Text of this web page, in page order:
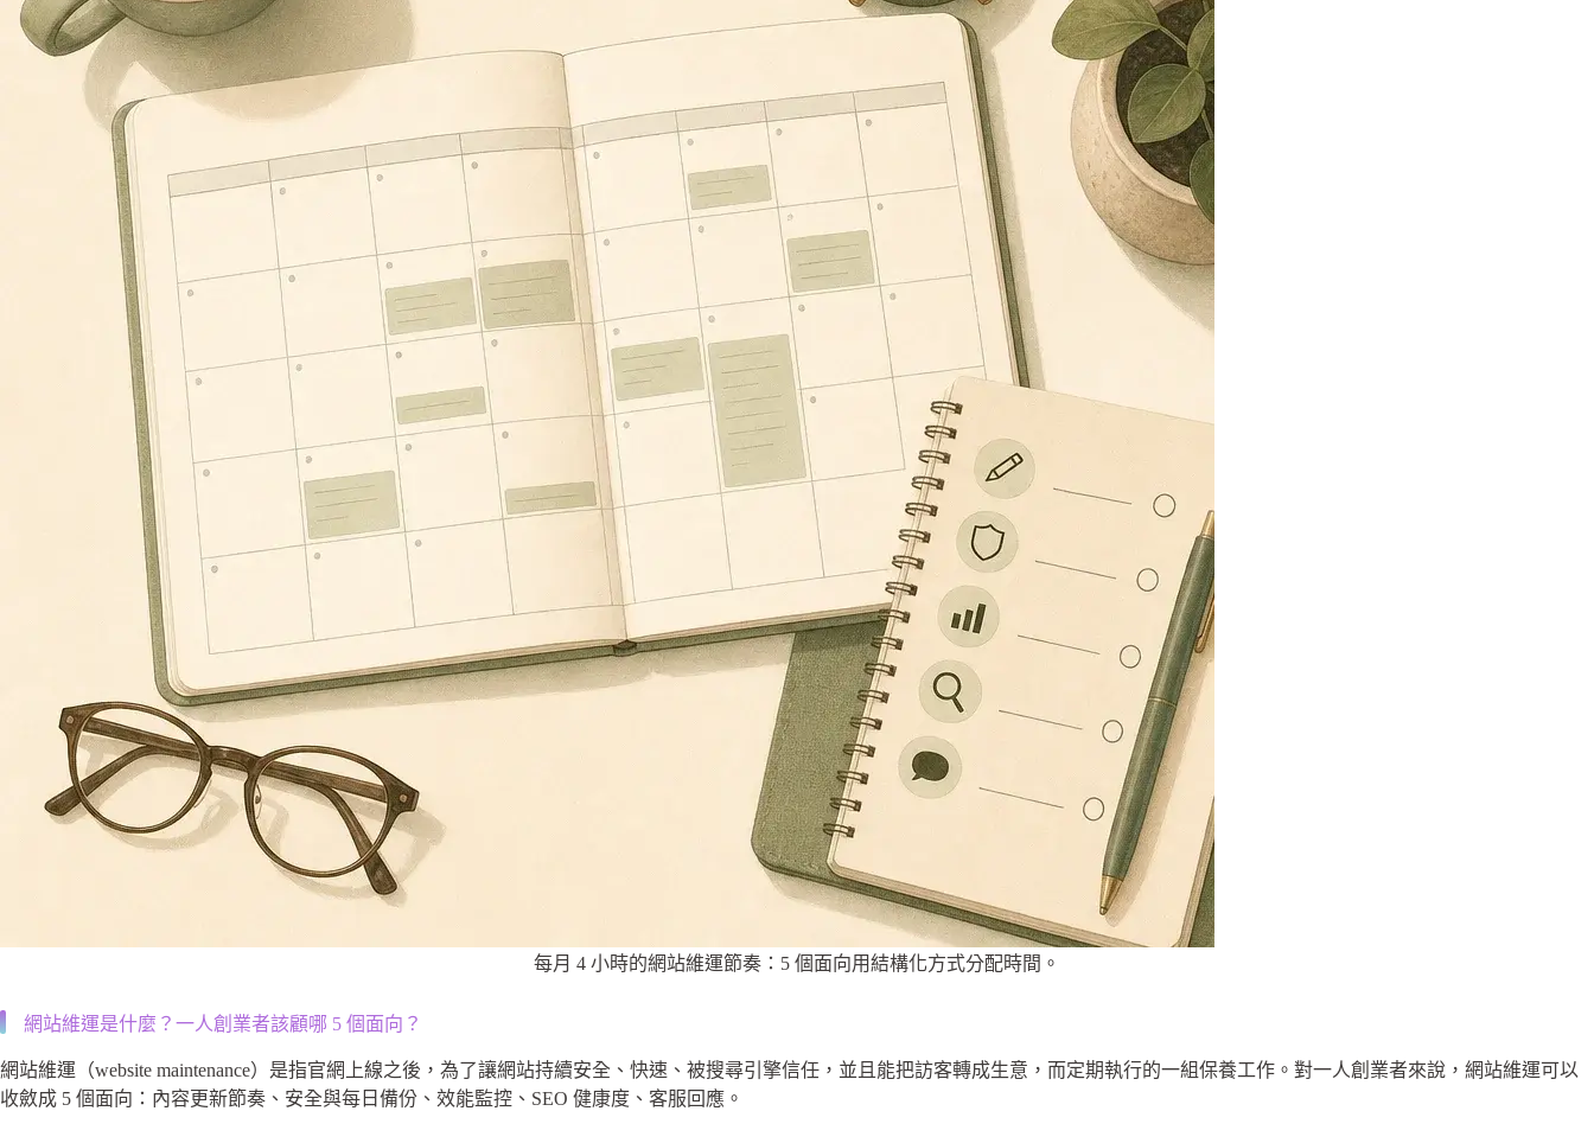
每月 4 小時的網站維運節奏：5 個面向用結構化方式分配時間。
網站維運是什麼？一人創業者該顧哪 5 個面向？
網站維運（website maintenance）是指官網上線之後，為了讓網站持續安全、快速、被搜尋引擎信任，並且能把訪客轉成生意，而定期執行的一組保養工作。對一人創業者來說，網站維運可以
收斂成 5 個面向：內容更新節奏、安全與每日備份、效能監控、SEO 健康度、客服回應。